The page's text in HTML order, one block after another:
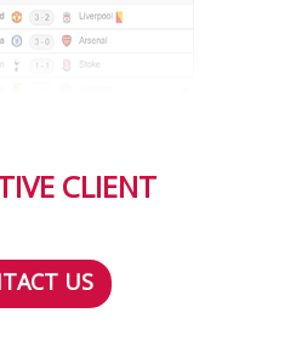
CLIENT
US